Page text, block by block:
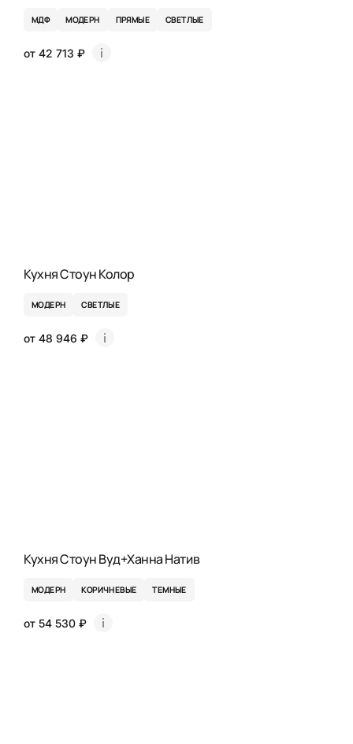
МДФ МОДЕРН ПРЯМЫЕ СВЕТЛЫЕ
от 42 713 ₽
Кухня Стоун Колор
МОДЕРН СВЕТЛЫЕ
от 48 946 ₽
Кухня Стоун Вуд+Ханна Натив
МОДЕРН КОРИЧНЕВЫЕ ТЕМНЫЕ
от 54 530 ₽